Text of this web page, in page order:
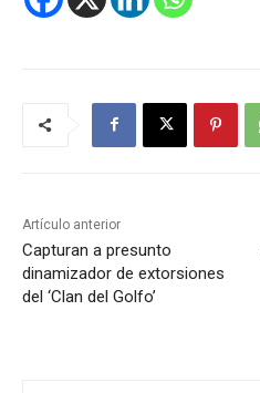
Artículo anterior
Capturan a presunto
dinamizador de extorsiones
del ‘Clan del Golfo’